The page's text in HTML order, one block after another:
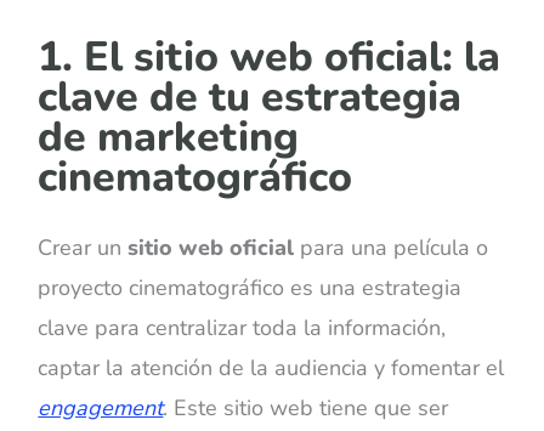
1. El sitio web oficial: la
clave de tu estrategia
de marketing
cinematográfico
Crear unsitio web oficial para una película o
proyecto cinematográfico es una estrategia
clave para centralizar toda la información,
captar la atención de la audiencia y fomentar el
engagement. Este sitio web tiene que ser